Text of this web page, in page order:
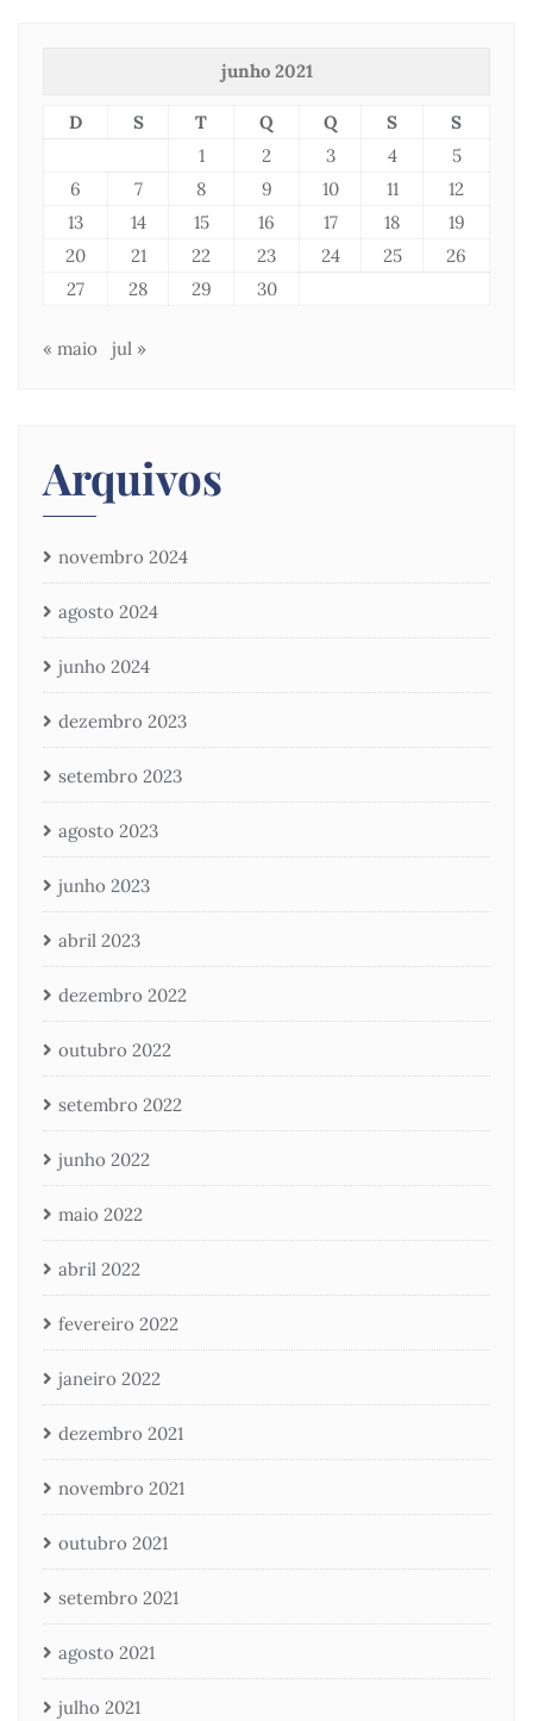
junho 2021
D S T Q Q S
S
1
2 3 4
5
6
7 8 9 10 11
12
13
14 15 16 17 18
19
20
21 22 23 24 25
26
27
28 29 30
« maio jul »
Arquivos
novembro 2024
agosto 2024
junho 2024
dezembro 2023
setembro 2023
agosto 2023
junho 2023
abril 2023
dezembro 2022
outubro 2022
setembro 2022
junho 2022
maio 2022
abril 2022
fevereiro 2022
janeiro 2022
dezembro 2021
novembro 2021
outubro 2021
setembro 2021
agosto 2021
julho 2021